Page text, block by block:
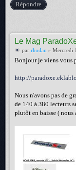
Répondre
Le Mag
par rhodan » Mercredi
Bonjour je viens vous
http://
Nous n'avons pas de
de 140 à 380 lecteurs
plutôt en baisse ( nous